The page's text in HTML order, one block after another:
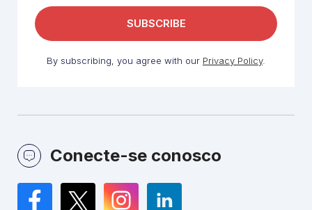
By subscribing, you agree with our Privacy Policy.
Conecte-se conosco
Facebook
TwitterInstagramLinkedIn